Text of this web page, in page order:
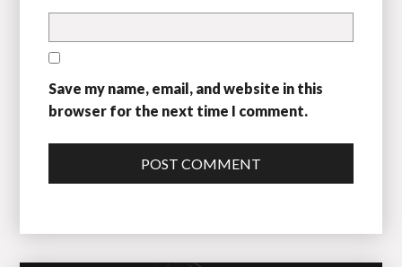
Save my name, email, and website in this
browser for the next time I comment.
POST COMMENT